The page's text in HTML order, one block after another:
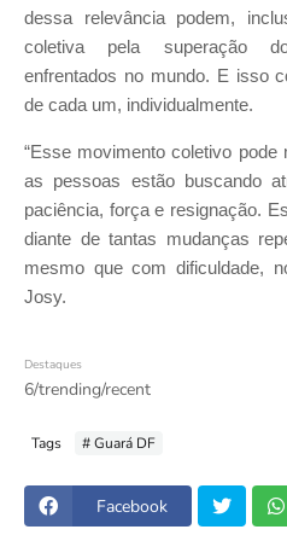
dessa relevância podem,
coletiva pela superação
enfrentados no mundo. E isso
de cada um, individualmente.
“Esse movimento coletivo
as pessoas estão buscando
paciência, força e resignação.
diante de tantas mudanças
mesmo que com dificuldade,
Josy.
Destaques
6/trending/recent
Tags # Guará DF
Facebook